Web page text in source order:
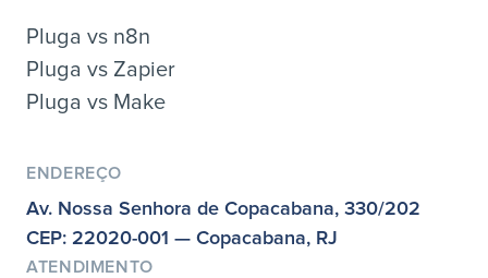
Pluga vs n8n
Pluga vs Zapier
Pluga vs Make
ENDEREÇO
Av. Nossa Senhora de Copacabana, 330/202
CEP: 22020-001 — Copacabana, RJ
ATENDIMENTO